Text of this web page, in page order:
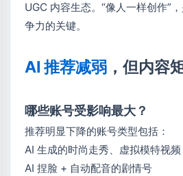
UGC 内容生态。“像人一样创作”
争力的关键。
AI 推荐减弱 ，但内容
哪些账号受影响最大？
推荐明显下降的账号类型包括：
AI 生成的时尚走秀、虚拟模特视频
AI 捏脸 + 自动配音的剧情号